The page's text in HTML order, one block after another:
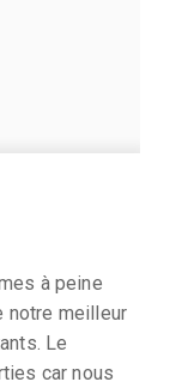
à peine
notre meilleur
Le
car nous